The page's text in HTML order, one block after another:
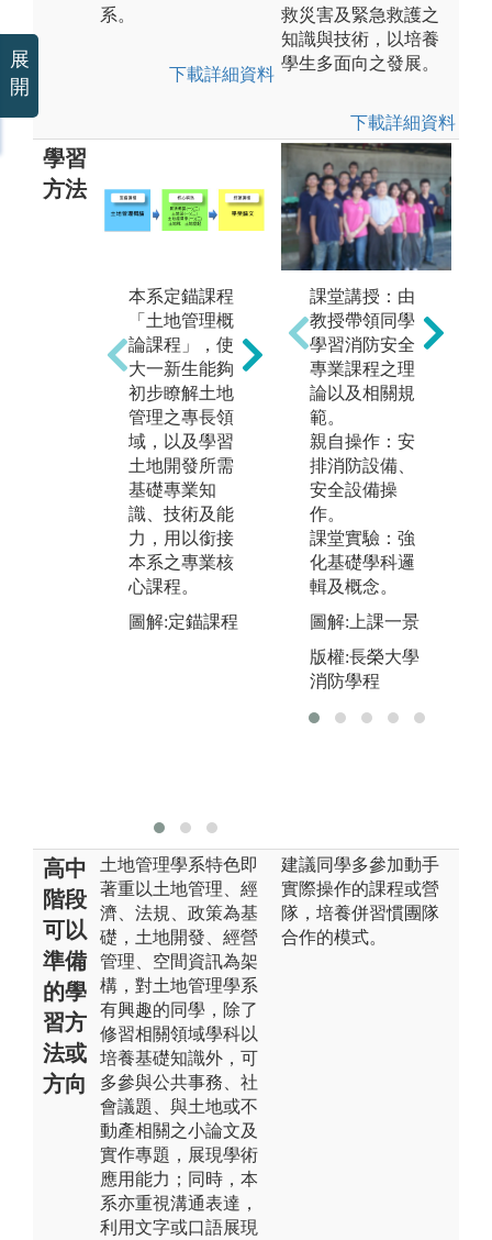
系。
下載詳細資料
救災害及緊急救護之
知識與技術，以培養
學生多面向之發展。
下載詳細資料
學習
方法
本系定錨課程
「土地管理概
論課程」，使
大一新生能夠
初步瞭解土地
管理之專長領
域，以及學習
土地開發所需
基礎專業知
識、技術及能
力，用以銜接
本系之專業核
心課程。
圖解:定錨課程
核心精熟課程
為「民法(一)
(二)」、「土
地經濟學」、
「土地法(一)
(二)」、「不
動產估價理
論」及「不動
產估價實務」
配合業師授
課，使學生能
夠瞭解土地管
理之核心課程
以及學習土地
管理所需專業
知識。
圖解:課程明細
圖
課堂講授：由
教授帶領同學
學習消防安全
專業課程之理
論以及相關規
範。
親自操作：安
排消防設備、
安全設備操
作。
課堂實驗：強
化基礎學科邏
輯及概念。
圖解:上課一景
版權:長榮大學
消防學程
高中
階段
可以
準備
的學
習方
法或
方向
土地管理學系特色即
著重以土地管理、經
濟、法規、政策為基
礎，土地開發、經營
管理、空間資訊為架
構，對土地管理學系
有興趣的同學，除了
修習相關領域學科以
培養基礎知識外，可
多參與公共事務、社
會議題、與土地或不
動產相關之小論文及
實作專題，展現學術
應用能力；同時，本
系亦重視溝通表達，
利用文字或口語展現
建議同學多參加動手
實際操作的課程或營
隊，培養併習慣團隊
合作的模式。
展
開